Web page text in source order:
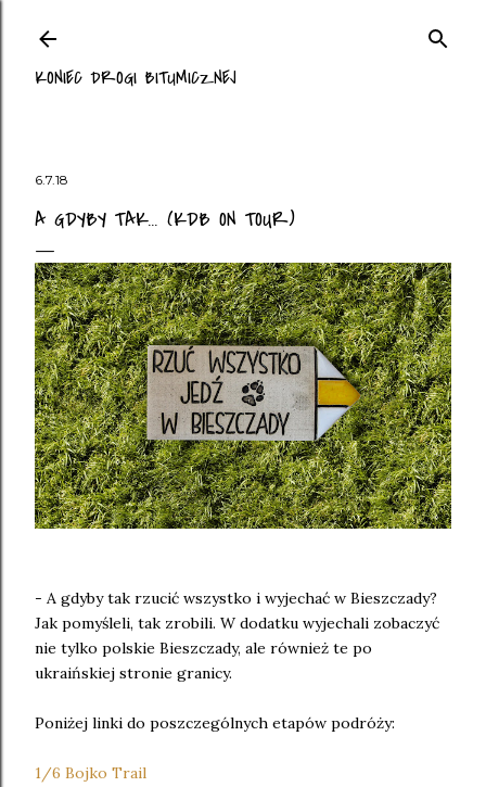
KONIEC DROGI BITUMICZNEJ
6.7.18
A GDYBY TAK... (KDB ON TOUR)
- A gdyby tak rzucić wszystko i wyjechać w Bieszczady?
Jak pomyśleli, tak zrobili. W dodatku wyjechali zobaczyć
nie tylko polskie Bieszczady, ale również te po
ukraińskiej stronie granicy.
Poniżej linki do poszczególnych etapów podróży:
1/6 Bojko Trail